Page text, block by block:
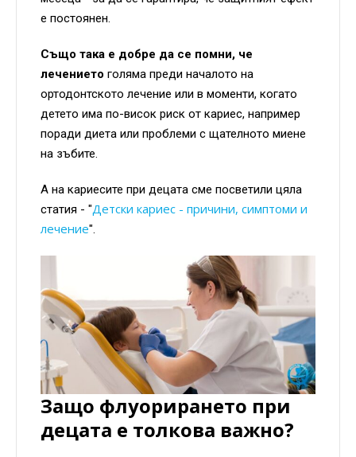
е постоянен.
Също така е добре да се помни, че
лечението голяма преди началото на
ортодонтското лечение или в моменти, когато
детето има по-висок риск от кариес, например
поради диета или проблеми с щателното миене
на зъбите.
А на кариесите при децата сме посветили цяла
статия - "Детски кариес - причини, симптоми и
лечение".
Защо флуорирането при
децата е толкова важно?